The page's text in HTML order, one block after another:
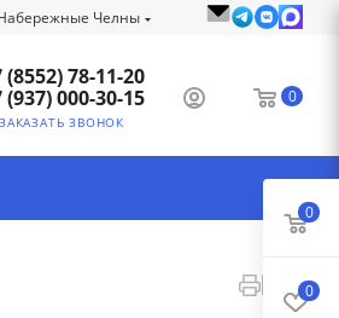
Челны
(8552) 78-11-20
(937) 000-30-15
ЗАКАЗАТЬ ЗВОНОК
0
0
0